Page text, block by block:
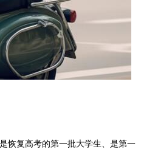
恢复高考的第一批大学生、是第一